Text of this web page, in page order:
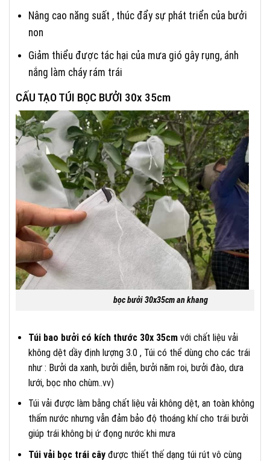
Nâng cao năng suất , thúc đẩy sự phát triển của bưởi
non
Giảm thiểu được tác hại của mưa gió gây rụng, ánh
nắng làm cháy rám trái
CẤU TẠO TÚI BỌC BƯỞI 30x 35cm
bọc bưởi 30x35cm an khang
Túi bao bưởi có kích thước 30x 35cmvới chất liệu vải
không dệt dầy định lượng 3.0 , Túi có thể dùng cho các trái
như : Bưởi da xanh, bưởi diễn, bưởi năm roi, bưởi đào, dưa
lưới, bọc nho chùm..vv)
Túi vải được làm bằng chất liệu vải không dệt, an toàn không
thấm nước nhưng vẫn đảm bảo độ thoáng khí cho trái bưởi
giúp trái không bị ứ đọng nước khi mưa
Túi vải bọc trái câyđược thiết thế dạng túi rút vô cùng